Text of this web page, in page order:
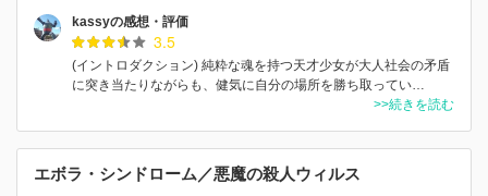
kassyの感想・評価
3.5
(イントロダクション) 純粋な魂を持つ天才少女が大人社会の矛盾
に突き当たりながらも、健気に自分の場所を勝ち取ってい…
>>続きを読む
エボラ・シンドローム／悪魔の殺人ウィルス